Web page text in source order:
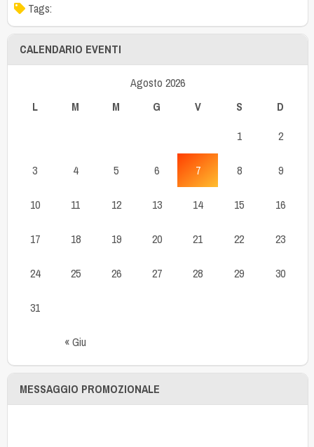
Tags:
CALENDARIO EVENTI
Agosto 2026
L
M M G V S D
« Giu
1 2
3 4 5 6 7 8 9
10 11 12 13 14 15 16
17 18 19 20 21 22 23
24 25 26 27 28 29 30
31
MESSAGGIO PROMOZIONALE